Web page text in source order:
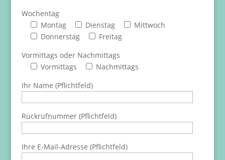
Wochentag
Montag
Dienstag
Mittwoch
Donnerstag
Freitag
Vormittags oder Nachmittags
Vormittags
Nachmittags
Ihr Name (Pflichtfeld)
Rückrufnummer (Pflichtfeld)
Ihre E-Mail-Adresse (Pflichtfeld)